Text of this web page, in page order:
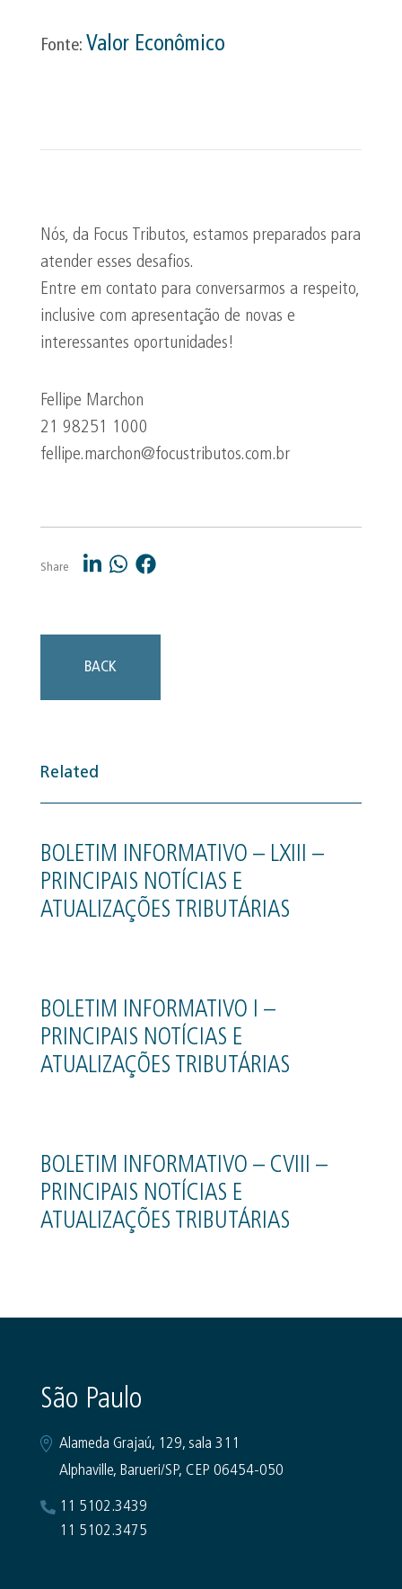
BACK
Fonte: Valor Econômico
Nós, da Focus Tributos, estamos preparados para
atender esses desafios.
Entre em contato para conversarmos a respeito,
inclusive com apresentação de novas e
interessantes oportunidades!
Fellipe Marchon
21 98251 1000
fellipe.marchon@focustributos.com.br
Share
Related
BOLETIM INFORMATIVO – LXIII –
PRINCIPAIS NOTÍCIAS E
ATUALIZAÇÕES TRIBUTÁRIAS
BOLETIM INFORMATIVO I –
PRINCIPAIS NOTÍCIAS E
ATUALIZAÇÕES TRIBUTÁRIAS
BOLETIM INFORMATIVO – CVIII –
PRINCIPAIS NOTÍCIAS E
ATUALIZAÇÕES TRIBUTÁRIAS
São Paulo
Alameda Grajaú, 129, sala 311
Alphaville, Barueri/SP, CEP 06454-050
11 5102.3439
11 5102.3475